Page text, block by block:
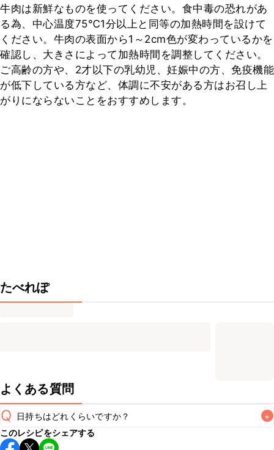
牛肉は新鮮なものを使ってください。食中毒の恐れがあ
る為、中心温度75℃1分以上と同等の加熱時間を設けて
ください。牛肉の表面から1～2cm色が変わっているかを
確認し、大きさによって加熱時間を調整してください。
ご高齢の方や、2才以下の乳幼児、妊娠中の方、免疫機能
が低下している方など、体調に不安がある方はお召し上
がりにならないことをおすすめします。
たべれぽ
よくある質問
Q 日持ちはどれくらいですか？ +
保存期間は冷蔵で当日中が目安です。なるべくお早めにお召
このレシピをシェアする